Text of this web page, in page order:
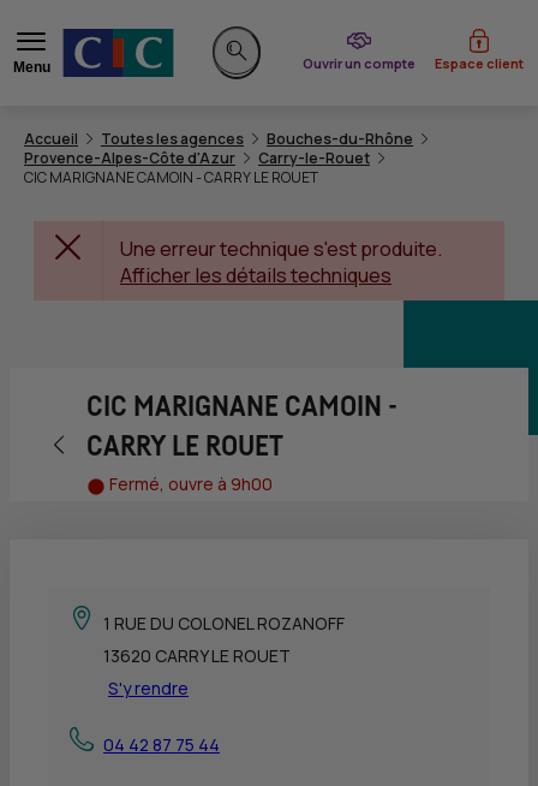
Menu
Rechercher sur le site
Ouvrir un compte
du CIC Espace client
Accueil Toutes les agences
Bouches-du-Rhône
Provence-Alpes-Côte d'Azur
Carry-le-Rouet
CIC MARIGNANE CAMOIN - CARRY LE ROUET
Une erreur technique s'est produite.
Afficher les détails techniques
Retour vers la page précédente
CIC MARIGNANE CAMOIN -
CARRY LE ROUET
Fermé, ouvre à 9h00
1 RUE DU COLONEL ROZANOFF
13620 CARRY LE ROUET
S'y rendre
04 42 87 75 44